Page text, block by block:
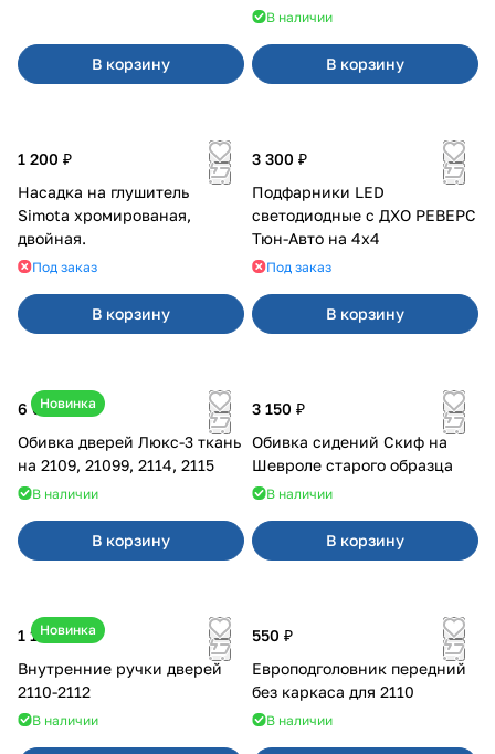
В корзину
В наличии
В корзину
1 200 ₽
Насадка на глушитель
Simota хромированая,
двойная.
Под заказ
В корзину
3 300 ₽
Подфарники LED
светодиодные с ДХО РЕВЕРС
Тюн-Авто на 4x4
Под заказ
В корзину
Новинка
6 000 ₽
Обивка дверей Люкс-3 ткань
на 2109, 21099, 2114, 2115
В наличии
В корзину
3 150 ₽
Обивка сидений Скиф на
Шевроле старого образца
В наличии
В корзину
Новинка
1 170 ₽
Внутренние ручки дверей
2110-2112
В наличии
550 ₽
Европодголовник передний
без каркаса для 2110
В наличии